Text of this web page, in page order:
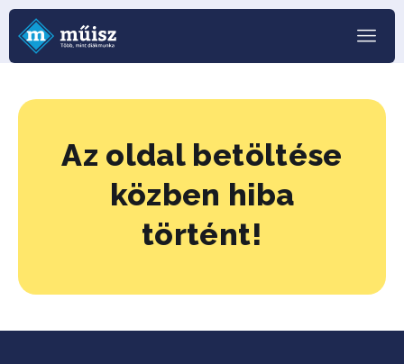
Az oldal betöltése
közben hiba
történt!